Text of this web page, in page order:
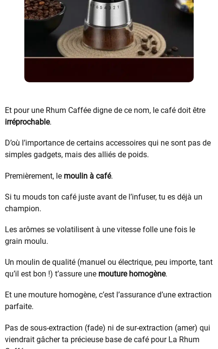
Et pour une Rhum Caffée digne de ce nom, le café doit être
irréprochable.
D’où l’importance de certains accessoires qui ne sont pas de
simples gadgets, mais des alliés de poids.
Premièrement, le moulin à café.
Si tu mouds ton café juste avant de l’infuser, tu es déjà un
champion.
Les arômes se volatilisent à une vitesse folle une fois le
grain moulu.
Un moulin de qualité (manuel ou électrique, peu importe, tant
qu’il est bon !) t’assure une mouture homogène.
Et une mouture homogène, c’est l’assurance d’une extraction
parfaite.
Pas de sous-extraction (fade) ni de sur-extraction (amer) qui
viendrait gâcher ta précieuse base de café pour La Rhum